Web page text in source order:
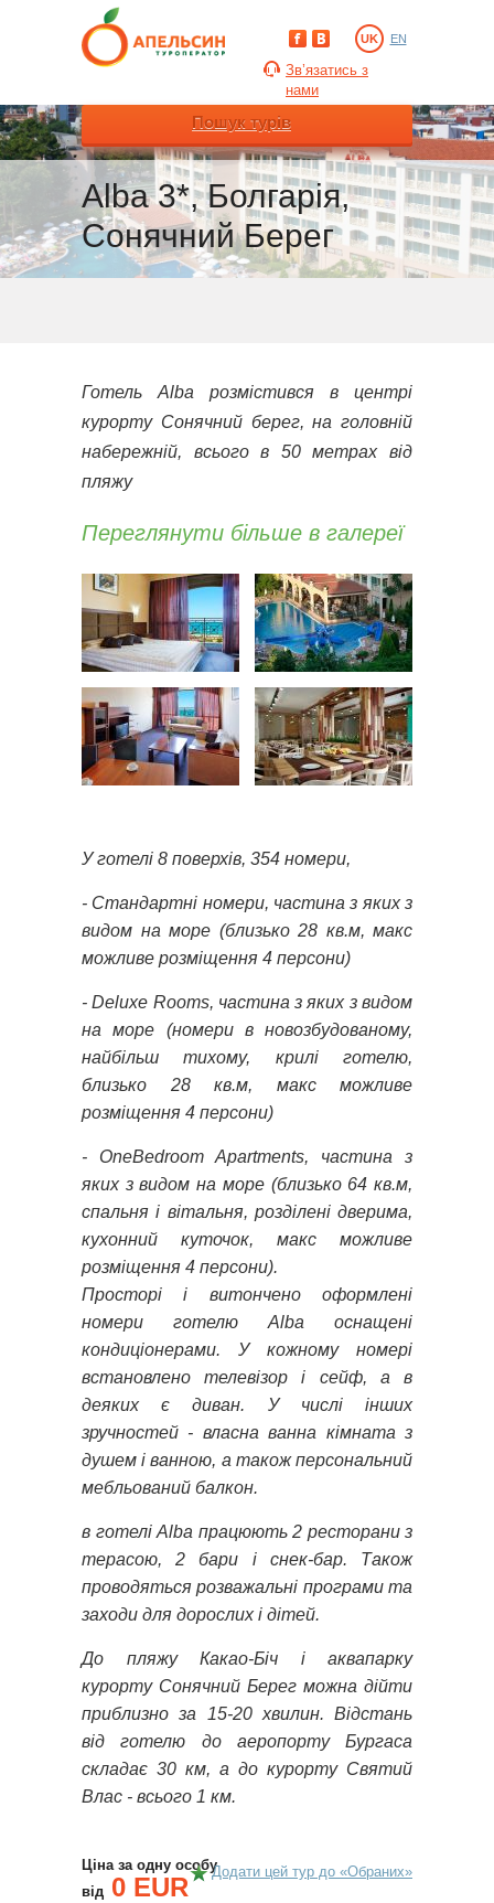
Зв’язатись з
нами
UK EN
Пошук турів
Alba 3*, Болгарія,
Сонячний Берег
Готель Alba розмістився в центрі
курорту Сонячний берег, на головній
набережній, всього в 50 метрах від
пляжу
Переглянути більше в галереї
У готелі 8 поверхів, 354 номери,
- Стандартні номери, частина з яких з
видом на море (близько 28 кв.м, макс
можливе розміщення 4 персони)
- Deluxe Rooms, частина з яких з видом
на море (номери в новозбудованому,
найбільш тихому, крилі готелю,
близько 28 кв.м, макс можливе
розміщення 4 персони)
- OneBedroom Apartments, частина з
яких з видом на море (близько 64 кв.м,
спальня і вітальня, розділені дверима,
кухонний куточок, макс можливе
розміщення 4 персони).
Просторі і витончено оформлені
номери готелю Alba оснащені
кондиціонерами. У кожному номері
встановлено телевізор і сейф, а в
деяких є диван. У числі інших
зручностей - власна ванна кімната з
душем і ванною, а також персональний
мебльований балкон.
в готелі Alba працюють 2 ресторани з
терасою, 2 бари і снек-бар. Також
проводяться розважальні програми та
заходи для дорослих і дітей.
До пляжу Какао-Біч і аквапарку
курорту Сонячний Берег можна дійти
приблизно за 15-20 хвилин. Відстань
від готелю до аеропорту Бургаса
складає 30 км, а до курорту Святий
Влас - всього 1 км.
Ціна за одну особу
від 0 EUR
Додати цей тур до «Обраних»